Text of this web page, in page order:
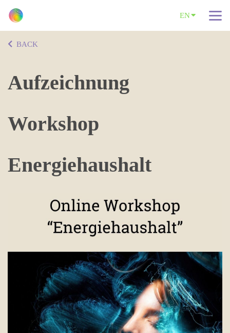
EN
BACK
Aufzeichnung
Workshop
Energiehaushalt